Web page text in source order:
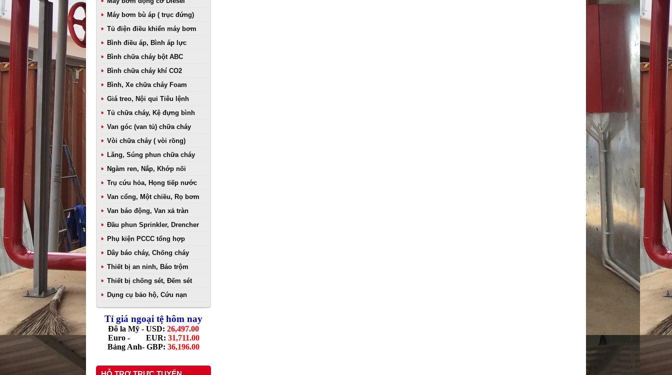
Máy bơm bù áp ( trục đứng)
Tủ điện điều khiển máy bơm
Bình điều áp, Bình áp lực
Bình chữa cháy bột ABC
Bình chữa cháy khí CO2
Bình, Xe chữa cháy Foam
Giá treo, Nội qui Tiêu lệnh
Tủ chữa cháy, Kệ đựng bình
Van góc (van tủ) chữa cháy
Vòi chữa cháy ( vòi rồng)
Lăng, Súng phun chữa cháy
Ngàm ren, Nắp, Khớp nối
Trụ cứu hỏa, Họng tiếp nước
Van cổng, Một chiều, Rọ bơm
Van báo động, Van xả tràn
Đầu phun Sprinkler, Drencher
Phụ kiện PCCC tổng hợp
Dây báo cháy, Chống cháy
Thiết bị an ninh, Báo trộm
Thiết bị chống sét, Đếm sét
Dụng cụ bảo hộ, Cứu nạn
Tỉ giá ngoại tệ hôm nay
Đô la Mỹ - USD: 26,497.00
Euro - EUR: 31,711.00
Bảng Anh- GBP: 36,196.00